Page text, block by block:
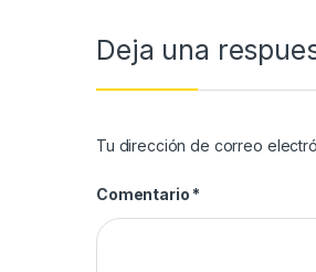
Deja una
Tu dirección de correo
Comentario *